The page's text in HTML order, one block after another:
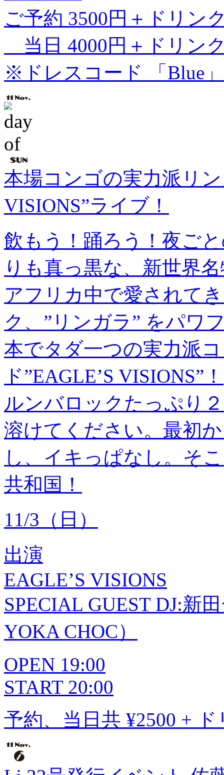
ご予約 3500円＋ドリン
当日 4000円＋ドリン
※ドレスコード 「Blue」
本場コンゴの実力派リ
VISIONS”ライブ！
飲もう！踊ろう！夜ご
りも真っ黒な、新世界
アフリカ中で愛されて
ク、”リンガラ” をパワ
本でタダ一つの実力派
ド”EAGLE’S VISIONS”！
ルンバロックたっぷり
溶けてください。最初
し、イキっぱなし。そ
共和国！
11/3（日）
出演
EAGLE’S VISIONS
SPECIAL GUEST DJ:新
YOKA CHOC）
OPEN 19:00
START 20:00
予約、当日共 ¥2500 +